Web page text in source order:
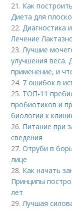
21. Как
Диета для
22.Диагностика
Лечение
23.Лучшие
улучшения веса.
применение, и
24. 7 ошибок в
25. ТОП-11
пробиотиков и
биологии к
26. Питание при
сведения
27.Отруби в
лице
28. Как начать
Принципы
лет
29.Лучшая